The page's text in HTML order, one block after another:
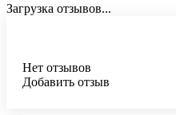
Загрузка отзывов...
Нет отзывов
Добавить отзыв